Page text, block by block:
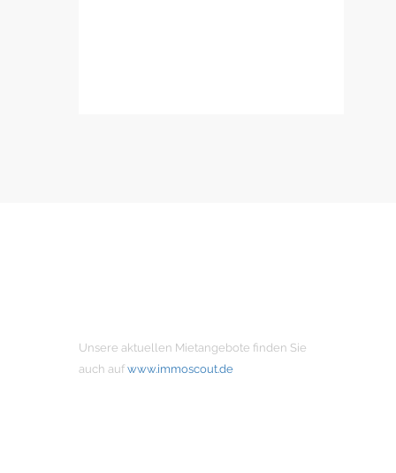
Unsere aktuellen Mietangebote finden Sie
auch auf www.immoscout.de